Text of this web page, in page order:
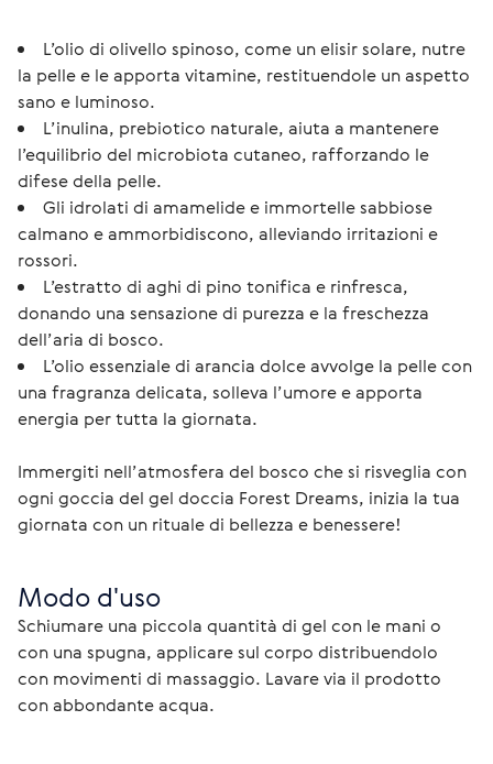
L’olio di olivello spinoso, come un elisir solare, nutre
la pelle e le apporta vitamine, restituendole un aspetto
sano e luminoso.
L’inulina, prebiotico naturale, aiuta a mantenere
l’equilibrio del microbiota cutaneo, rafforzando le
difese della pelle.
Gli idrolati di amamelide e immortelle sabbiose
calmano e ammorbidiscono, alleviando irritazioni e
rossori.
L’estratto di aghi di pino tonifica e rinfresca,
donando una sensazione di purezza e la freschezza
dell’aria di bosco.
L’olio essenziale di arancia dolce avvolge la pelle con
una fragranza delicata, solleva l’umore e apporta
energia per tutta la giornata.
Immergiti nell’atmosfera del bosco che si risveglia con
ogni goccia del gel doccia Forest Dreams, inizia la tua
giornata con un rituale di bellezza e benessere!
Modo d'uso
Schiumare una piccola quantità di gel con le mani o
con una spugna, applicare sul corpo distribuendolo
con movimenti di massaggio. Lavare via il prodotto
con abbondante acqua.